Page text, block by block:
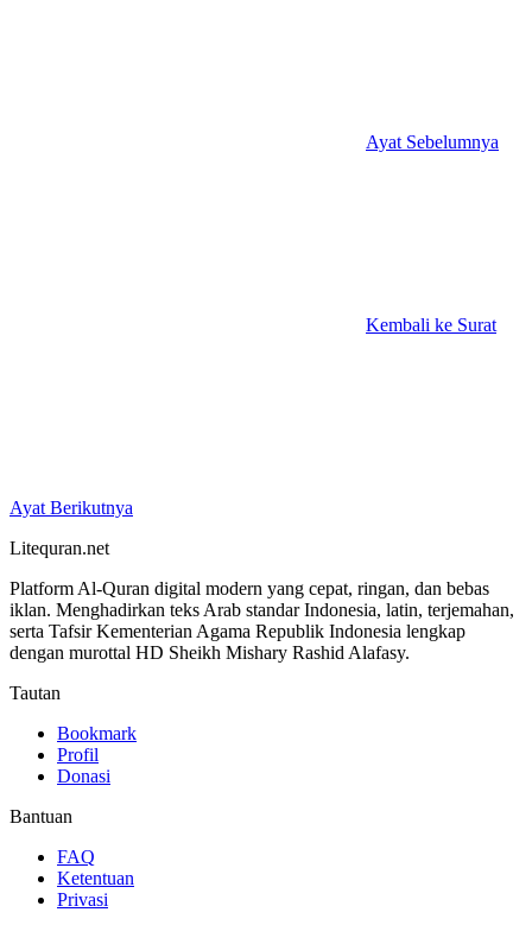
Ayat Sebelumnya
Kembali ke Surat
Ayat Berikutnya
Litequran.net
Platform Al-Quran digital modern yang cepat, ringan, dan bebas
iklan. Menghadirkan teks Arab standar Indonesia, latin, terjemahan,
serta Tafsir Kementerian Agama Republik Indonesia lengkap
dengan murottal HD Sheikh Mishary Rashid Alafasy.
Tautan
Bookmark
Profil
Donasi
Bantuan
FAQ
Ketentuan
Privasi